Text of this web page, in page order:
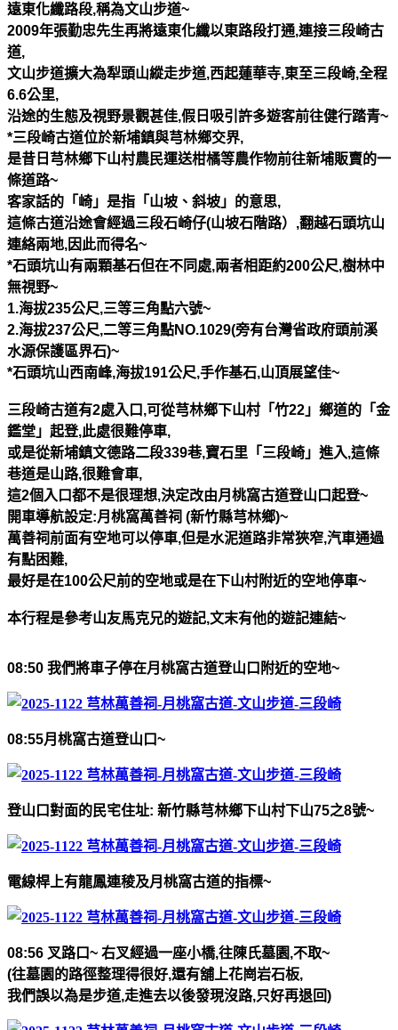
遠東化纖路段,稱為文山步道~
2009年張勤忠先生再將遠東化纖以東路段打通,連接三段崎古
道,
文山步道擴大為犁頭山縱走步道,西起蓮華寺,東至三段崎,全程
6.6公里,
沿途的生態及視野景觀甚佳,假日吸引許多遊客前往健行踏青~
*三段崎古道位於新埔鎮與芎林鄉交界,
是昔日芎林鄉下山村農民運送柑橘等農作物前往新埔販賣的一
條道路~
客家話的「崎」是指「山坡、斜坡」的意思,
這條古道沿途會經過三段石崎仔(山坡石階路） ,翻越石頭坑山
連絡兩地,因此而得名~
*石頭坑山有兩顆基石但在不同處,兩者相距約200公尺,樹林中
無視野~
1.海拔235公尺,三等三角點六號~
2.海拔237公尺,二等三角點NO.1029(旁有台灣省政府頭前溪
水源保護區界石)~
*石頭坑山西南峰,海拔191公尺,手作基石,山頂展望佳~
三段崎古道有2處入口 ,可從芎林鄉下山村「竹22 」鄉道的「金
鑑堂」起登,此處很難停車,
或是從新埔鎮文德路二段339巷,寶石里「三段崎」進入,這條
巷道是山路,很難會車,
這2個入口都不是很理想,決定改由月桃窩古道登山口起登~
開車導航設定:月桃窩萬善祠 (新竹縣芎林鄉)~
萬善祠前面有空地可以停車,但是水泥道路非常狹窄,汽車通過
有點困難,
最好是在100公尺前的空地或是在下山村附近的空地停車~
本行程是參考山友馬克兄的遊記,文末有他的遊記連結~
08:50 我們將車子停在月桃窩古道登山口附近的空地~
08:55月桃窩古道登山口~
登山口對面的民宅住址: 新竹縣芎林鄉下山村下山75之8號~
電線桿上有龍鳳連稜及月桃窩古道的指標~
08:56 叉路口~ 右叉經過一座小橋,往陳氏墓園,不取~
(往墓園的路徑整理得很好,還有舖上花崗岩石板,
我們誤以為是步道,走進去以後發現沒路,只好再退回)